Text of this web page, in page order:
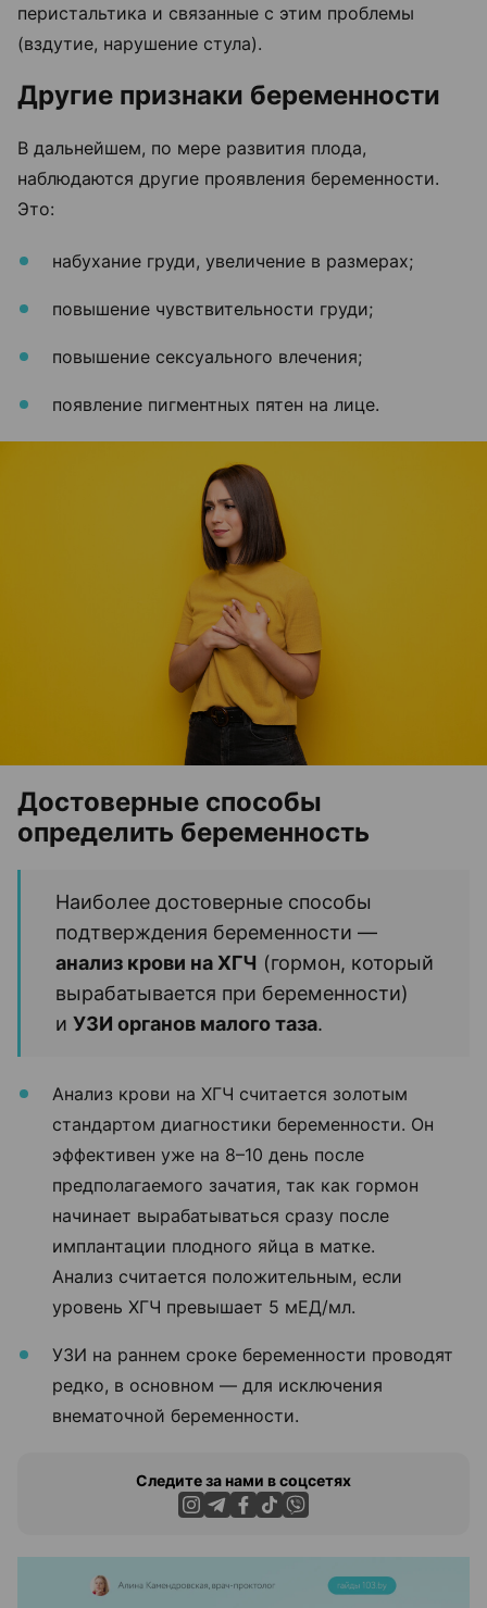
перистальтика и связанные с этим проблемы
(вздутие, нарушение стула).
Другие признаки беременности
В дальнейшем, по мере развития плода,
наблюдаются другие проявления беременности.
Это:
набухание груди, увеличение в размерах;
повышение чувствительности груди;
повышение сексуального влечения;
появление пигментных пятен на лице.
Достоверные способы
определить беременность
Наиболее достоверные способы
подтверждения беременности —
анализ крови на ХГЧ (гормон, который
вырабатывается при беременности)
и УЗИ органов малого таза.
Анализ крови на ХГЧ считается золотым
стандартом диагностики беременности. Он
эффективен уже на 8–10 день после
предполагаемого зачатия, так как гормон
начинает вырабатываться сразу после
имплантации плодного яйца в матке.
Анализ считается положительным, если
уровень ХГЧ превышает 5 мЕД/мл.
УЗИ на раннем сроке беременности проводят
редко, в основном — для исключения
внематочной беременности.
Следите за нами в соцсетях